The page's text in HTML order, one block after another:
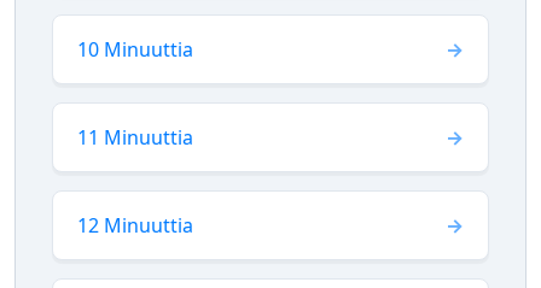
10 Minuuttia
11 Minuuttia
12 Minuuttia